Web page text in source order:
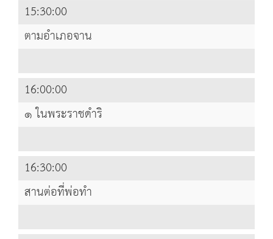
15:30:00
ตามอำเภอจาน
16:00:00
๑ ในพระราชดำริ
16:30:00
สานต่อที่พ่อทำ